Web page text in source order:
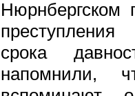
Нюрнбергском
срока
напомнили,